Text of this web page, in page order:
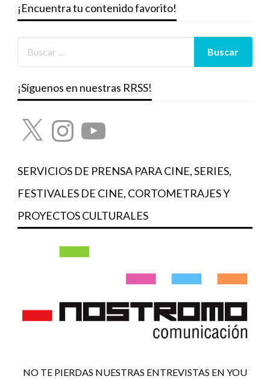
¡Encuentra tu contenido favorito!
¡Síguenos en nuestras RRSS!
X InstagramYouTube
SERVICIOS DE PRENSA PARA CINE, SERIES,
FESTIVALES DE CINE, CORTOMETRAJES Y
PROYECTOS CULTURALES
NO TE PIERDAS NUESTRAS ENTREVISTAS EN YOU